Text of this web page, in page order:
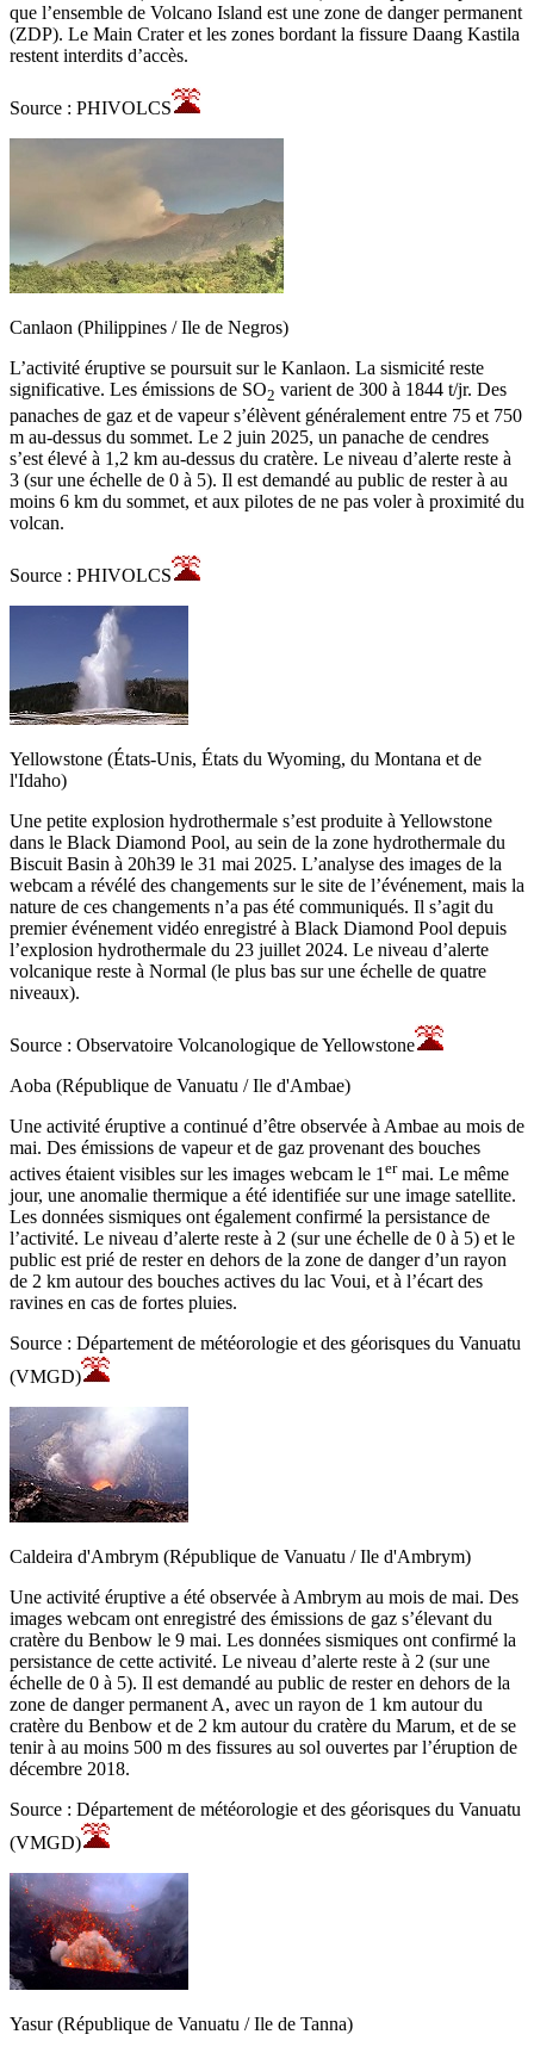
que l’ensemble de Volcano Island est une zone de danger permanent
(ZDP). Le Main Crater et les zones bordant la fissure Daang Kastila
restent interdits d’accès.
Source : PHIVOLCS
Canlaon (Philippines / Ile de Negros)
L’activité éruptive se poursuit sur le Kanlaon. La sismicité reste
significative. Les émissions de SO2 varient de 300 à 1844 t/jr. Des
panaches de gaz et de vapeur s’élèvent généralement entre 75 et 750
m au-dessus du sommet. Le 2 juin 2025, un panache de cendres
s’est élevé à 1,2 km au-dessus du cratère. Le niveau d’alerte reste à
3 (sur une échelle de 0 à 5). Il est demandé au public de rester à au
moins 6 km du sommet, et aux pilotes de ne pas voler à proximité du
volcan.
Source : PHIVOLCS
Yellowstone (États-Unis, États du Wyoming, du Montana et de
l'Idaho)
Une petite explosion hydrothermale s’est produite à Yellowstone
dans le Black Diamond Pool, au sein de la zone hydrothermale du
Biscuit Basin à 20h39 le 31 mai 2025. L’analyse des images de la
webcam a révélé des changements sur le site de l’événement, mais la
nature de ces changements n’a pas été communiqués. Il s’agit du
premier événement vidéo enregistré à Black Diamond Pool depuis
l’explosion hydrothermale du 23 juillet 2024. Le niveau d’alerte
volcanique reste à Normal (le plus bas sur une échelle de quatre
niveaux).
Source : Observatoire Volcanologique de Yellowstone
Aoba (République de Vanuatu / Ile d'Ambae)
Une activité éruptive a continué d’être observée à Ambae au mois de
mai. Des émissions de vapeur et de gaz provenant des bouches
actives étaient visibles sur les images webcam le 1 ermai. Le même
jour, une anomalie thermique a été identifiée sur une image satellite.
Les données sismiques ont également confirmé la persistance de
l’activité. Le niveau d’alerte reste à 2 (sur une échelle de 0 à 5) et le
public est prié de rester en dehors de la zone de danger d’un rayon
de 2 km autour des bouches actives du lac Voui, et à l’écart des
ravines en cas de fortes pluies.
Source : Département de météorologie et des géorisques du Vanuatu
(VMGD)
Caldeira d'Ambrym (République de Vanuatu / Ile d'Ambrym)
Une activité éruptive a été observée à Ambrym au mois de mai. Des
images webcam ont enregistré des émissions de gaz s’élevant du
cratère du Benbow le 9 mai. Les données sismiques ont confirmé la
persistance de cette activité. Le niveau d’alerte reste à 2 (sur une
échelle de 0 à 5). Il est demandé au public de rester en dehors de la
zone de danger permanent A, avec un rayon de 1 km autour du
cratère du Benbow et de 2 km autour du cratère du Marum, et de se
tenir à au moins 500 m des fissures au sol ouvertes par l’éruption de
décembre 2018.
Source : Département de météorologie et des géorisques du Vanuatu
(VMGD)
Yasur (République de Vanuatu / Ile de Tanna)